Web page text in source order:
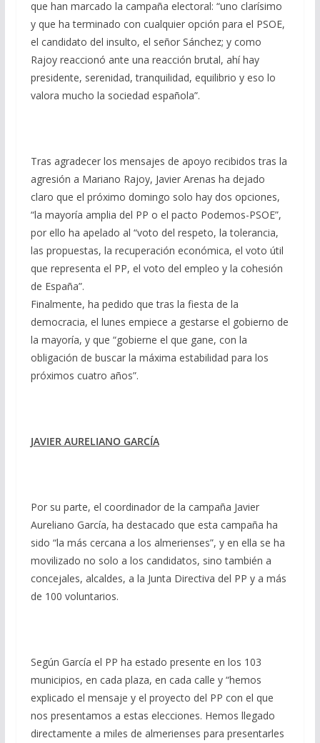
que han marcado la campaña electoral: “uno clarísimo
y que ha terminado con cualquier opción para el PSOE,
el candidato del insulto, el señor Sánchez; y como
Rajoy reaccionó ante una reacción brutal, ahí hay
presidente, serenidad, tranquilidad, equilibrio y eso lo
valora mucho la sociedad española”.
Tras agradecer los mensajes de apoyo recibidos tras la
agresión a Mariano Rajoy, Javier Arenas ha dejado
claro que el próximo domingo solo hay dos opciones,
“la mayoría amplia del PP o el pacto Podemos-PSOE”,
por ello ha apelado al “voto del respeto, la tolerancia,
las propuestas, la recuperación económica, el voto útil
que representa el PP, el voto del empleo y la cohesión
de España”.
Finalmente, ha pedido que tras la fiesta de la
democracia, el lunes empiece a gestarse el gobierno de
la mayoría, y que “gobierne el que gane, con la
obligación de buscar la máxima estabilidad para los
próximos cuatro años”.
JAVIER AURELIANO GARCÍA
Por su parte, el coordinador de la campaña Javier
Aureliano García, ha destacado que esta campaña ha
sido “la más cercana a los almerienses”, y en ella se ha
movilizado no solo a los candidatos, sino también a
concejales, alcaldes, a la Junta Directiva del PP y a más
de 100 voluntarios.
Según García el PP ha estado presente en los 103
municipios, en cada plaza, en cada calle y “hemos
explicado el mensaje y el proyecto del PP con el que
nos presentamos a estas elecciones. Hemos llegado
directamente a miles de almerienses para presentarles